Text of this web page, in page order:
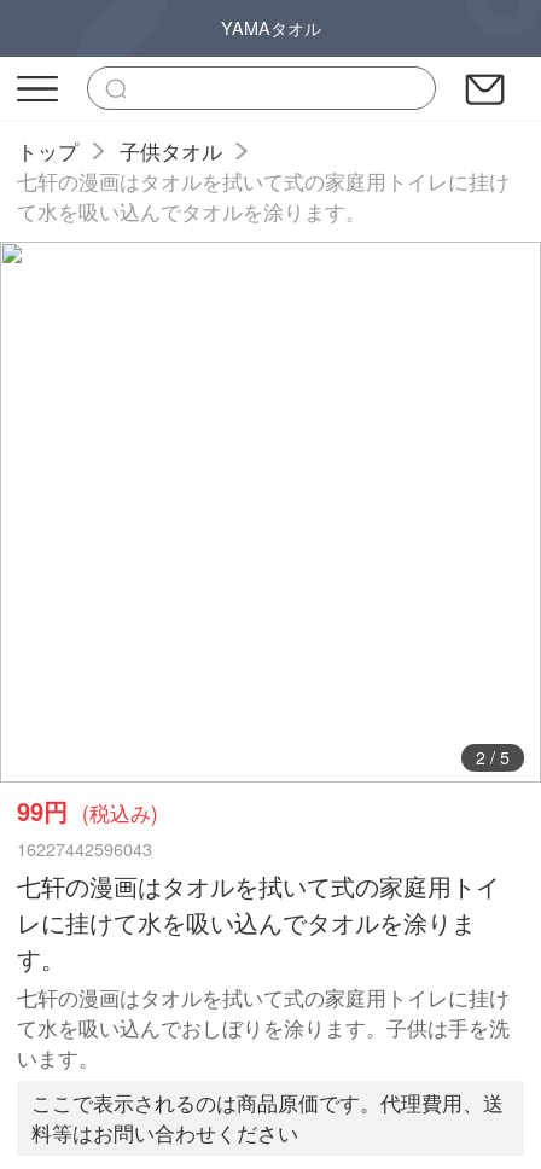
YAMAタオル
トップ
子供タオル
七轩の漫画はタオルを拭いて式の家庭用トイレに挂け
て水を吸い込んでタオルを涂ります。
2/ 5
99円 (税込み)
16227442596043
七轩の漫画はタオルを拭いて式の家庭用トイ
レに挂けて水を吸い込んでタオルを涂りま
す。
七轩の漫画はタオルを拭いて式の家庭用トイレに挂け
て水を吸い込んでおしぼりを涂ります。子供は手を洗
います。
ここで表示されるのは商品原価です。代理費用、送
料等はお問い合わせください